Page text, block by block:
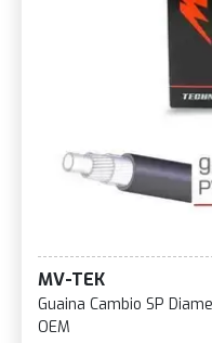
MV-TEK
Guaina Cambio SP
OEM